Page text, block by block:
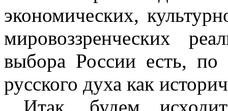
экономических,
мировоззренческих
выбора России есть, по
русского духа как